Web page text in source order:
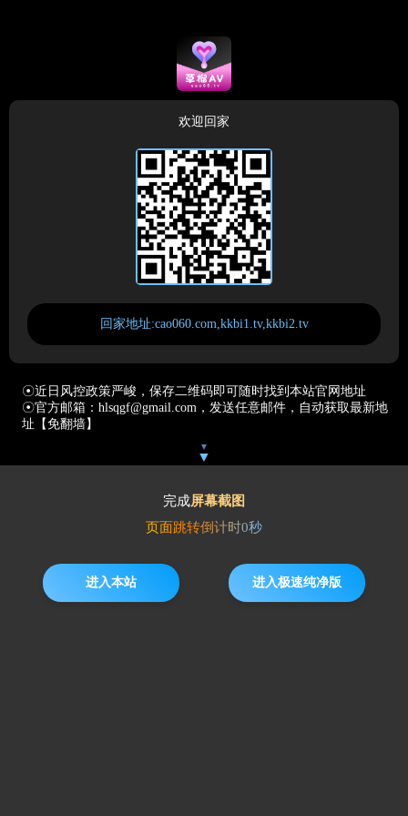
欢迎回家
回家地址:cao060.com,kkbi1.tv,kkbi2.tv
☉近日风控政策严峻，保存二维码即可随时找到本站官网地址
☉官方邮箱：hlsqgf@gmail.com，发送任意邮件，自动获取最新地
址【免翻墙】
▼
▼
完成屏幕截图
页面跳转倒计时0秒
进入本站 进入极速纯净版